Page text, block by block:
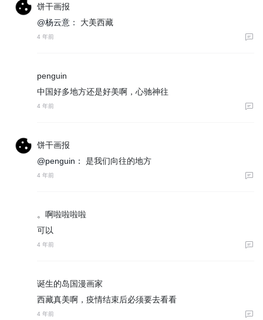
饼干画报
@杨云意：
大美西藏
4 年前
penguin
中国好多地方还是好美啊，心驰神往
4 年前
饼干画报
@penguin：
是我们向往的地方
4 年前
。啊啦啦啦啦
可以
4 年前
诞生的岛国漫画家
西藏真美啊，疫情结束后必须要去看看
4 年前